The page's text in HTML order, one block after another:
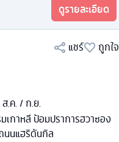
ดูรายละเอียด
แชร์
ถูกใจ
.ค. / ก.ย.
กาหลี ป้อมปราการฮวาซอง
นนแฮริดันกิล